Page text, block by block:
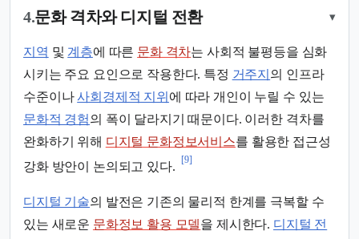
4.문화 격차와 디지털 전환 ▾
지역 및 계층에 따른 문화 격차는 사회적 불평등을 심화
시키는 주요 요인으로 작용한다. 특정 거주지 의 인프라
수준이나사회경제적 지위 에 따라 개인이 누릴 수 있는
문화적 경험의 폭이 달라지기 때문이다. 이러한 격차를
완화하기 위해 디지털 문화정보서비스를 활용한 접근성
강화 방안이 논의되고 있다.
[9]
디지털 기술의 발전은 기존의 물리적 한계를 극복할 수
있는 새로운 문화정보 활용 모델을 제시한다. 디지털 전